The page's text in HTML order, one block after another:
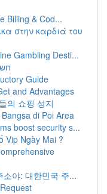
Billing & Cod...
στην καρδιά του
Gambling Desti...
Guide
and Advantages
의 쇼핑 성지
di Poi Area
boost security s...
Vip Ngày Mai ?
야: 대한민국 주...